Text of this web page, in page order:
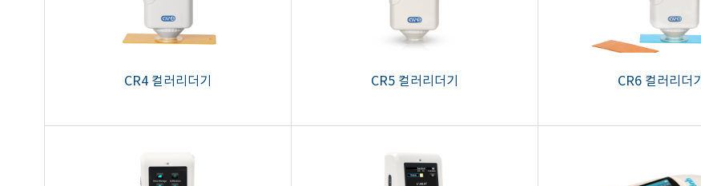
CR4 컬러리더기 CR5 컬러리더기 CR6 컬러리더기